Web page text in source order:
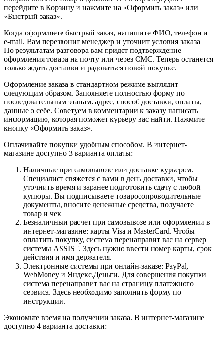
перейдите в Корзину и нажмите на «Оформить заказ» или
«Быстрый заказ».
Когда оформляете быстрый заказ, напишите ФИО, телефон и
e-mail. Вам перезвонит менеджер и уточнит условия заказа.
По результатам разговора вам придет подтверждение
оформления товара на почту или через СМС. Теперь останется
только ждать доставки и радоваться новой покупке.
Оформление заказа в стандартном режиме выглядит
следующим образом. Заполняете полностью форму по
последовательным этапам: адрес, способ доставки, оплаты,
данные о себе. Советуем в комментарии к заказу написать
информацию, которая поможет курьеру вас найти. Нажмите
кнопку «Оформить заказ».
Оплачивайте покупки удобным способом. В интернет-
магазине доступно 3 варианта оплаты:
Наличные при самовывозе или доставке курьером.
Специалист свяжется с вами в день доставки, чтобы
уточнить время и заранее подготовить сдачу с любой
купюры. Вы подписываете товаросопроводительные
документы, вносите денежные средства, получаете
товар и чек.
Безналичный расчет при самовывозе или оформлении в
интернет-магазине: карты Visa и MasterCard. Чтобы
оплатить покупку, система перенаправит вас на сервер
системы ASSIST. Здесь нужно ввести номер карты, срок
действия и имя держателя.
Электронные системы при онлайн-заказе: PayPal,
WebMoney и Яндекс.Деньги. Для совершения покупки
система перенаправит вас на страницу платежного
сервиса. Здесь необходимо заполнить форму по
инструкции.
Экономьте время на получении заказа. В интернет-магазине
доступно 4 варианта доставки: